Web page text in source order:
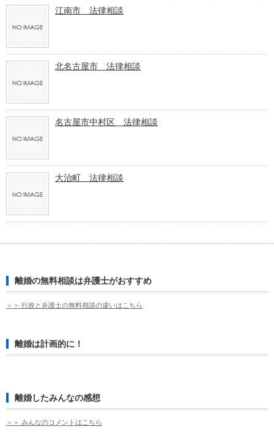
江南市 法律相談
北名古屋市 法律相談
名古屋市中村区 法律相談
大治町 法律相談
離婚の無料相談は弁護士がおすすめ
＞＞ 行政と弁護士の無料相談の違いはこちら
離婚は計画的に！
離婚したみんなの感想
＞＞ みんなのコメントはこちら